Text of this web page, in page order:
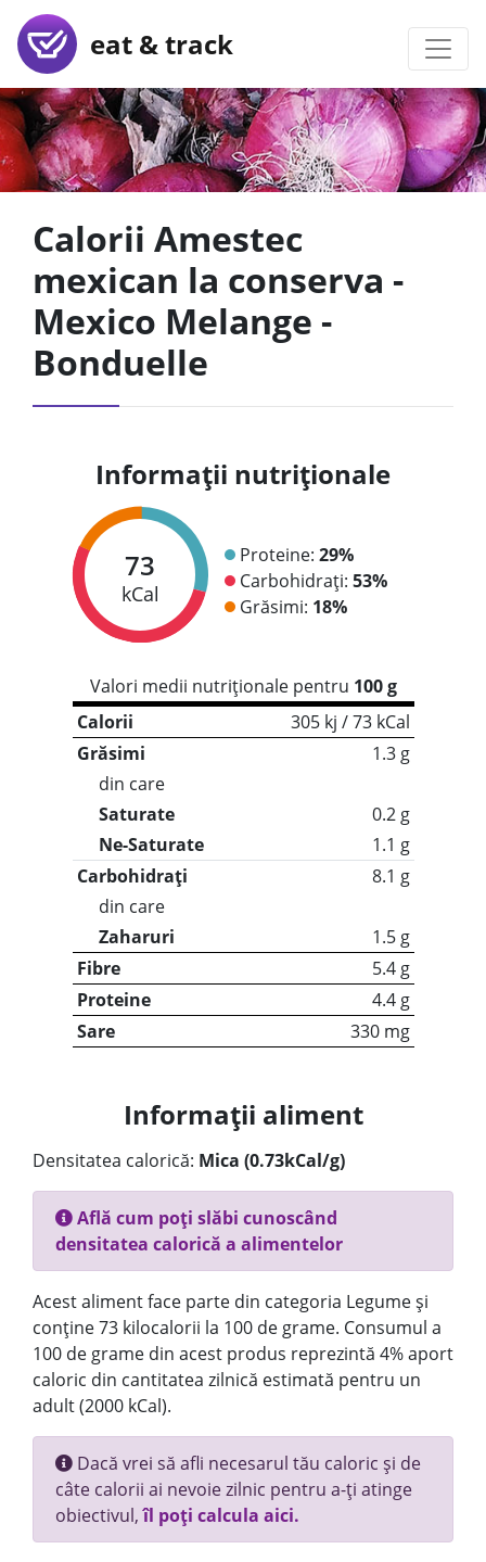
eat & track
Calorii Amestec
mexican la conserva -
Mexico Melange -
Bonduelle
Informații nutriționale
73
kCal
Proteine: 29%
Carbohidrați: 53%
Grăsimi: 18%
Valori medii nutriționale pentru 100 g
Calorii
305 kj / 73 kCal
Grăsimi
1.3 g
din care
Saturate
0.2 g
Ne-Saturate
1.1 g
Carbohidrați
8.1 g
din care
Zaharuri
1.5 g
Fibre
5.4 g
Proteine
4.4 g
Sare
330 mg
Informații aliment
Densitatea calorică: Mica (0.73kCal/g)
Află cum poți slăbi cunoscând
densitatea calorică a alimentelor
Acest aliment face parte din categoria Legume și
conține 73 kilocalorii la 100 de grame. Consumul a
100 de grame din acest produs reprezintă 4% aport
caloric din cantitatea zilnică estimată pentru un
adult (2000 kCal).
Dacă vrei să afli necesarul tău caloric și de
câte calorii ai nevoie zilnic pentru a-ți atinge
obiectivul,îl poți calcula aici.